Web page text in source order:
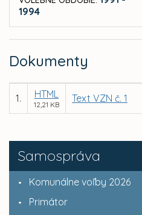
Samospráva
Komunálne voľby 2026
Primátor
1994
Dokumenty
1. HTML
12,21 KB
Text VZN č. 1